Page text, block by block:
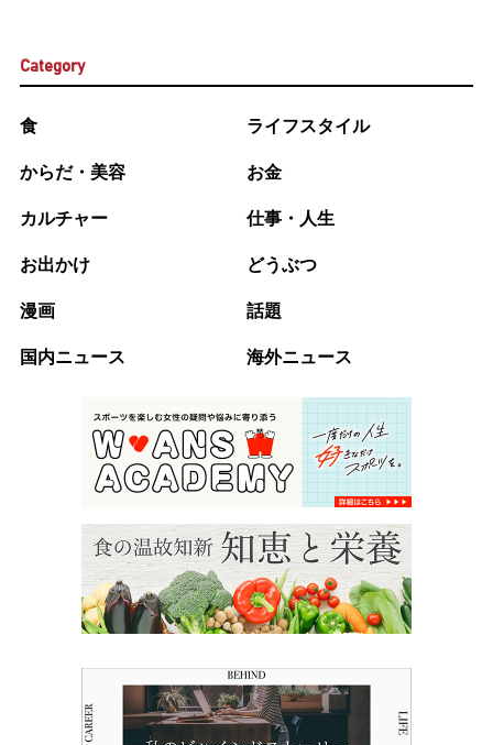
Category
食 ライフスタイル
からだ・美容 お金
カルチャー 仕事・人生
お出かけ どうぶつ
漫画 話題
国内ニュース 海外ニュース